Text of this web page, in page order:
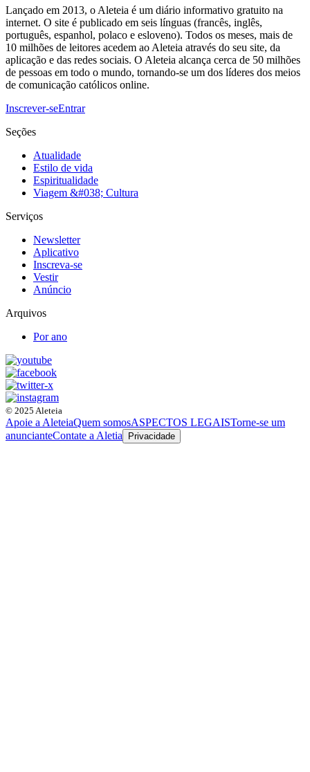
Lançado em 2013, o Aleteia é um diário informativo gratuito na
internet. O site é publicado em seis línguas (francês, inglês,
português, espanhol, polaco e esloveno). Todos os meses, mais de
10 milhões de leitores acedem ao Aleteia através do seu site, da
aplicação e das redes sociais. O Aleteia alcança cerca de 50 milhões
de pessoas em todo o mundo, tornando-se um dos líderes dos meios
de comunicação católicos online.
Inscrever-seEntrar
Seções
Atualidade
Estilo de vida
Espiritualidade
Viagem &#038; Cultura
Serviços
Newsletter
Aplicativo
Inscreva-se
Vestir
Anúncio
Arquivos
Por ano
© 2025 Aleteia
Apoie a AleteiaQuem somosASPECTOS LEGAISTorne-se um
anuncianteContate a Aletia Privacidade